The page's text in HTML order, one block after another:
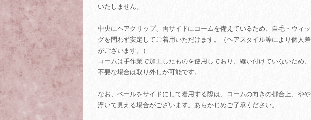
いたしません。
中央にヘアクリップ、両サイドにコームを備えているため、自毛・ウィッ
グを問わず安定してご着用いただけます。（ヘアスタイル等により個人差
がございます。）
コームは手作業で加工したものを使用しており、縫い付けていないため、
不要な場合は取り外しが可能です。
なお、ベールをサイドにして着用する際は、コームの向きの都合上、やや
浮いて見える場合がございます。あらかじめご了承ください。